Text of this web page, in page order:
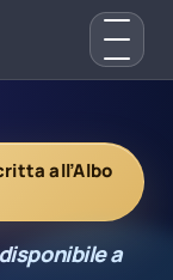
all’Albo
a